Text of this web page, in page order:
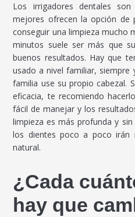
Los irrigadores dentales
mejores ofrecen la opción de
conseguir una limpieza mucho
minutos suele ser más que
buenos resultados. Hay que
usado a nivel familiar,
familia use su propio cabezal.
eficacia, te recomiendo
fácil de manejar y los
limpieza es más profunda y
los dientes poco a poco irán
natural.
¿Cada
hay que